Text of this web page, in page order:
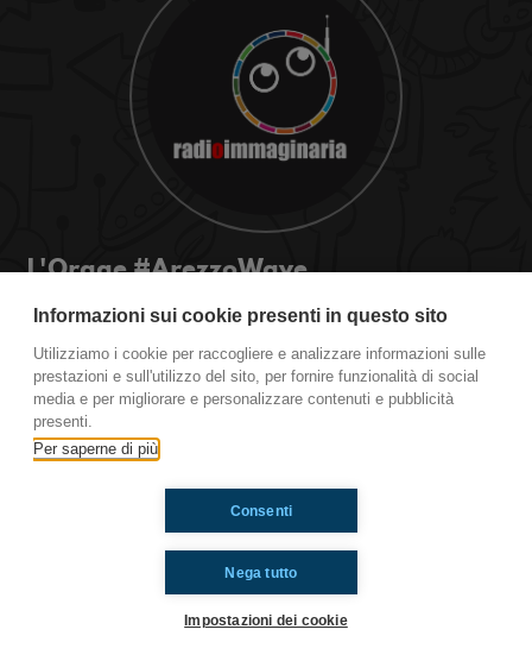
L'Orage #ArezzoWave
Radio Immaginaria - Arezzo Wave Love Festival.
Ti è piaciuto? Condividilo!
Informazioni sui cookie presenti in questo sito
Utilizziamo i cookie per raccogliere e analizzare informazioni sulle
prestazioni e sull'utilizzo del sito, per fornire funzionalità di social
media e per migliorare e personalizzare contenuti e pubblicità
presenti.
Per saperne di più
Nega tutto
Consenti
Impostazioni dei cookie